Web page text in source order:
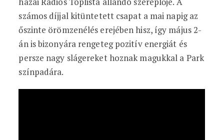
számos díjjal kitüntetett csapat a mai napig az
őszinte örömzenélés erejében hisz, így május 2-
án is bizonyára rengeteg pozitív energiát és
persze nagy slágereket hoznak magukkal a Park
színpadára.